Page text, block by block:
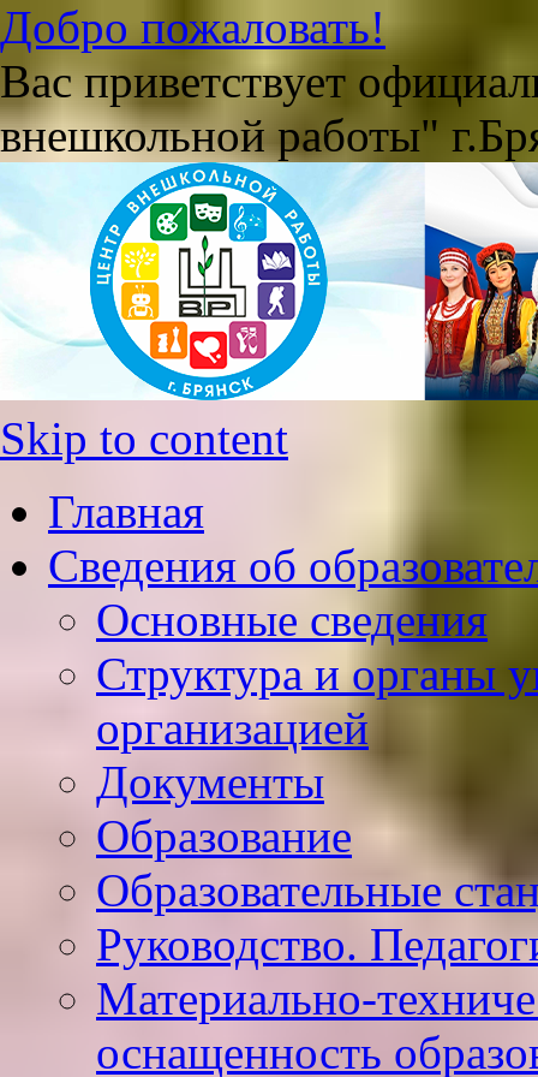
Добро пожаловать!
Вас приветствует
внешкольной работы"
Skip to content
Главная
Сведения об
Основные сведения
Структура и органы
организацией
Документы
Образование
Образовательные
Руководство.
Материально-
оснащенность